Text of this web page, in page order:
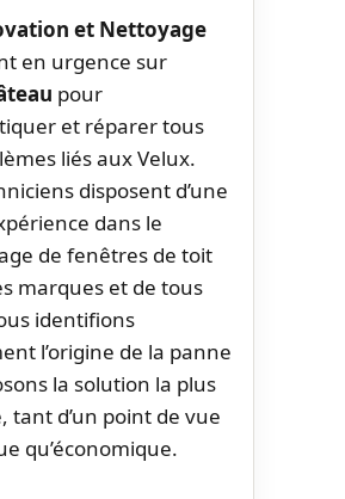
et Nettoyage
en urgence sur
pour
et réparer tous
liés aux Velux.
disposent d’une
dans le
de fenêtres de toit
marques et de tous
identifions
l’origine de la panne
la solution la plus
tant d’un point de vue
qu’économique.